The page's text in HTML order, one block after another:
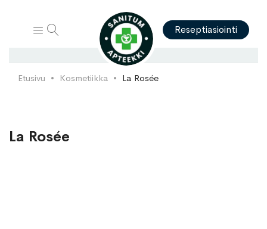
Reseptiasiointi
Etusivu Kosmetiikka La Rosée
La Rosée